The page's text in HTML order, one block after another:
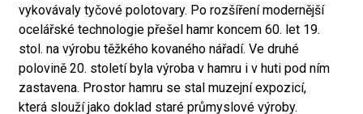
vykovávaly tyčové polotovary. Po rozšíření modernější
ocelářské technologie přešel hamr koncem 60. let 19.
stol. na výrobu těžkého kovaného nářadí. Ve druhé
polovině 20. století byla výroba v hamru i v huti pod ním
zastavena. Prostor hamru se stal muzejní expozicí,
která slouží jako doklad staré průmyslové výroby.